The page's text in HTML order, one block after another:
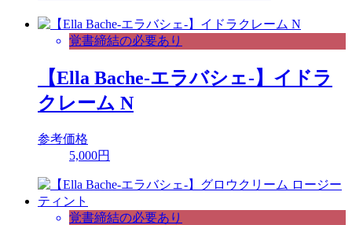
覚書締結の必要あり
【Ella Bache-エラバシェ-】イドラ
クレーム N
参考価格
5,000円
覚書締結の必要あり